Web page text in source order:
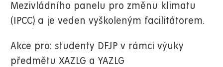
Mezivládního panelu pro změnu klimatu
(IPCC) a je veden vyškoleným facilitátorem.
Akce pro: studenty DFJP v rámci výuky
předmětu XAZLG a YAZLG